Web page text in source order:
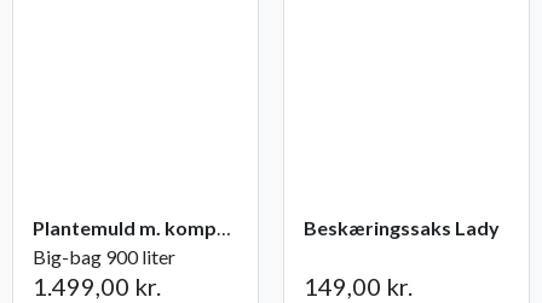
Plantemuld m. kompost fra Champost
Big-bag 900 liter
1.499,00 kr.
Beskæringssaks Lady
149,00 kr.